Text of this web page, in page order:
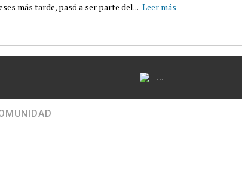
más tarde, pasó a ser parte del... Leer más
...